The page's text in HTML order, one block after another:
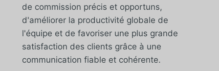
de commission précis et opportuns,
d'améliorer la productivité globale de
l'équipe et de favoriser une plus grande
satisfaction des clients grâce à une
communication fiable et cohérente.